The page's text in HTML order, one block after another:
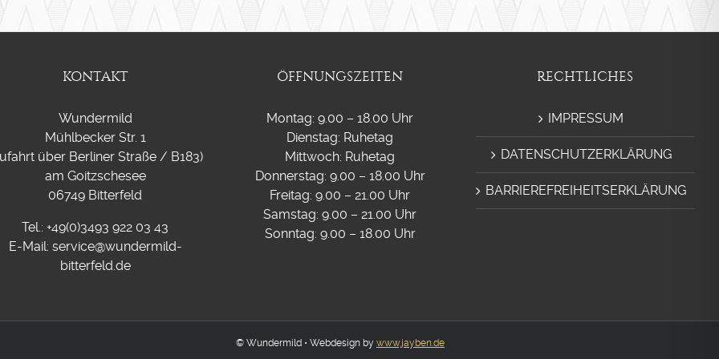
KONTAKT
Wundermild
Mühlbecker Str. 1
über Berliner Straße / B183)
am Goitzschesee
06749 Bitterfeld
Tel.: +49(0)3493 922 03 43
E-Mail: service@wundermild-
bitterfeld.de
ÖFFNUNGSZEITEN
Montag: 9.00 – 18.00 Uhr
Dienstag: Ruhetag
Mittwoch: Ruhetag
Donnerstag: 9.00 – 18.00 Uhr
Freitag: 9.00 – 21.00 Uhr
Samstag: 9.00 – 21.00 Uhr
Sonntag: 9.00 – 18.00 Uhr
RECHTLICHES
IMPRESSUM
DATENSCHUTZERKLÄRUNG
BARRIEREFREIHEITSERKLÄRUNG
© Wundermild • Webdesign by www.jayben.de